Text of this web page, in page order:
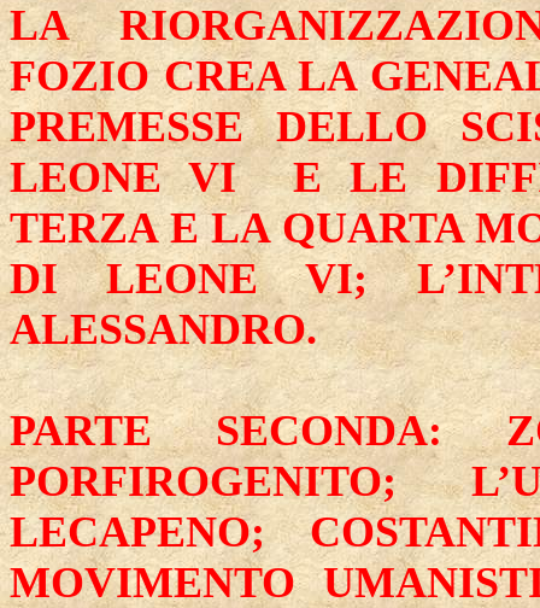
LA
FOZIO CREA LA
PREMESSE DELLO
LEONE VI E LE
TERZA E LA QUARTA
DI LEONE VI;
ALESSANDRO.
PARTE SECONDA:
PORFIROGENITO;
LECAPENO;
MOVIMENTO